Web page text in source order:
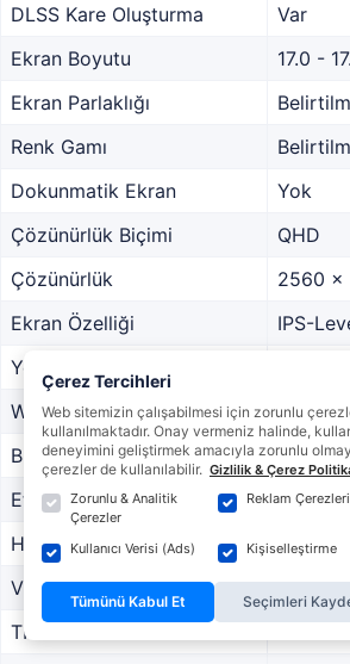
DLSS Kare Oluşturma
Var
Ekran Boyutu
17.0 -
Ekran Parlaklığı
Renk Gamı
Dokunmatik Ekran
Yok
Çözünürlük Biçimi
QHD
Çözünürlük
2560 x
Ekran Özelliği
IPS-
Yenileme Hızı
Wi-Fi
WiFi 6E
Bluetooth
Ethernet
Gigabit
Hdmı
Versiyon
Video Portu
Var
TPM
Çerez Tercihleri
Web sitemizin çalışabilmesi için zorunlu
kullanılmaktadır. Onay vermeniz halinde,
deneyimini geliştirmek amacıyla zorunlu
çerezler de kullanılabilir. Gizlilik & Çerez
Zorunlu & Analitik
Çerezler
Reklam Çerezleri
Kullanıcı Verisi (Ads) Kişiselleştirme
Tümünü Kabul Et Seçimleri